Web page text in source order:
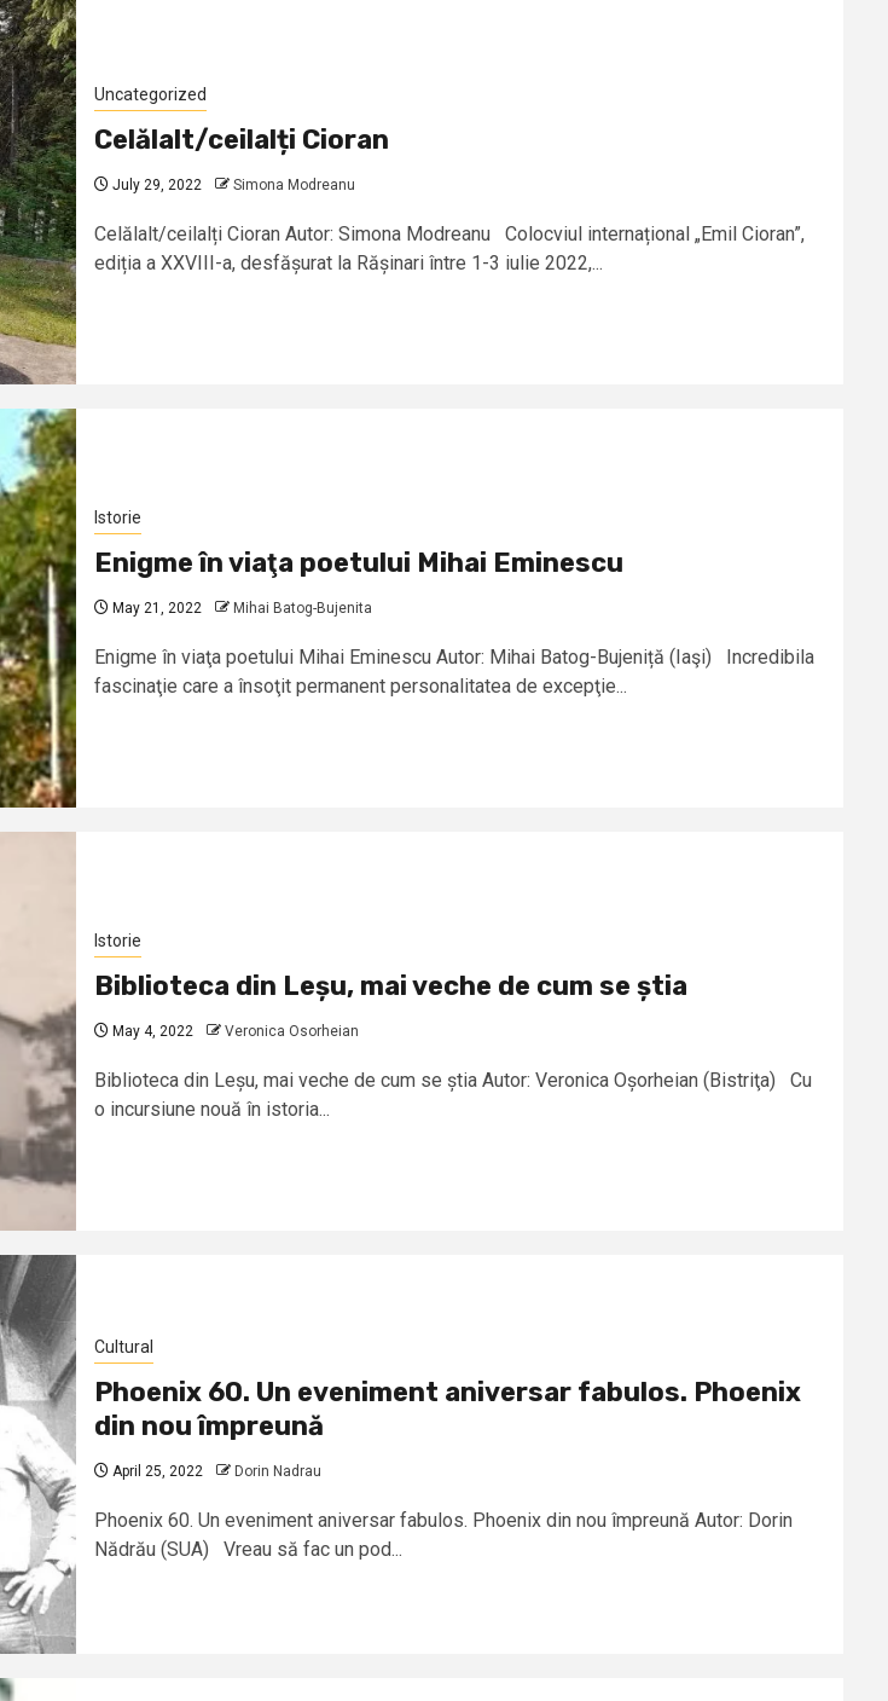
Uncategorized
Celălalt/ceilalți Cioran
July 29, 2022 Simona Modreanu
Celălalt/ceilalți Cioran Autor: Simona Modreanu Colocviul internațional „Emil Cioran”,
ediția a XXVIII-a, desfășurat la Rășinari între 1-3 iulie 2022,...
Istorie
Enigme în viaţa poetului Mihai Eminescu
May 21, 2022 Mihai Batog-Bujenita
Enigme în viaţa poetului Mihai Eminescu Autor: Mihai Batog-Bujeniță (Iaşi) Incredibila
fascinaţie care a însoţit permanent personalitatea de excepţie...
Istorie
Biblioteca din Leșu, mai veche de cum se știa
May 4, 2022 Veronica Osorheian
Biblioteca din Leșu, mai veche de cum se știa Autor: Veronica Oșorheian (Bistriţa) Cu
o incursiune nouă în istoria...
Cultural
Phoenix 60. Un eveniment aniversar fabulos. Phoenix
din nou împreună
April 25, 2022 Dorin Nadrau
Phoenix 60. Un eveniment aniversar fabulos. Phoenix din nou împreună Autor: Dorin
Nădrău (SUA) Vreau să fac un pod...